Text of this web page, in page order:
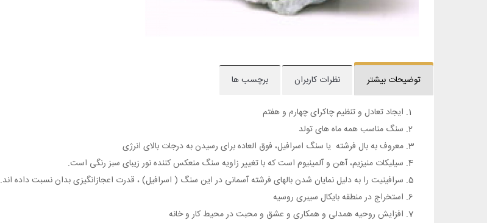
توضیحات بیشتر نظرات کاربران برچسب ها
ایجاد تعادل و تنظیم چاکرای چهارم و هفتم
سنگ مناسب همه ماه های تولد
معروف به بال فرشته یا سنگ اسرافیل، فوق العاده برای رسیدن به درجات بالای انرژی
سیلیکات منیزیم، آهن و آلمینیوم است که با تغییر زاویه سنگ منعکس کننده نور زیبای سبز رنگی است.
سرافینیت را به دلیل نمایان شدن بالهای فرشته آسمانی در این سنگ ( اسرافیل) ، قدرت اعجازانگیزی بدان نسبت داده اند.
استخراج در منطقه بایکال سیبری روسیه
افزایش روحیه همدلی و همکاری و عشق و محبت در محیط کار و خانه